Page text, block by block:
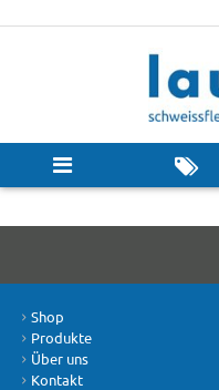
Shop
Produkte
Über uns
Kontakt